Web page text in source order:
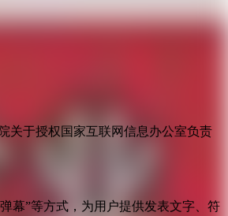
关于授权国家互联网信息办公室负责
幕”等方式，为用户提供发表文字、符